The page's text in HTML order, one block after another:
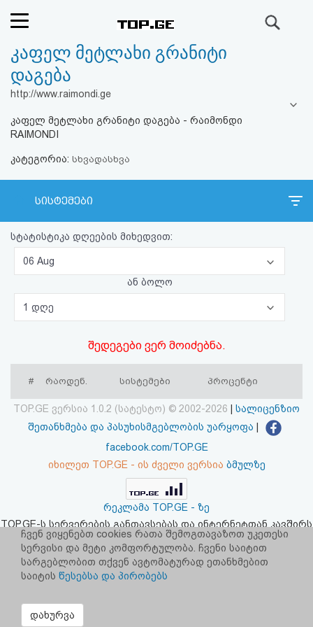
რეიტინგი
(მთავარი)
ფოსტა
კითხვა-
ავტორიზაცია
რეგისტრაცია
პაროლის
აღდგენა
HTML
კოდი
სალიცენზიო
პასუხისმგებლობის
უარყოფა
კაფელ მეტლახი გრანიტი
დაგება
http://www.raimondi.ge
კაფელ მეტლახი გრანიტი დაგება - რაიმონდი
RAIMONDI
კატეგორია: სხვადასხვა
სისტემები
სტატისტიკა დღეების მიხედვით:
06 Aug
ან ბოლო
1 დღე
შედეგები ვერ მოიძებნა.
# რაოდენ. სისტემები პროცენტი
TOP.GE ვერსია 1.0.2 (სატესტო) © 2002-2026
სალიცენზიო
შეთანხმება და პასუხისმგებლობის უარყოფა
facebook.com/TOP.GE
იხილეთ TOP.GE - ის ძველი ვერსია ბმულზე
რეკლამა TOP.GE - ზე
TOP.GE-ს სერვერების განთავსებას და ინტერნეტთან კავშირს
უზრუნველყოფს:CLOUD9
ჩვენ ვიყენებთ cookies რათა შემოგთავაზოთ უკეთესი
სერვისი და მეტი კომფორტულობა. ჩვენი საიტით
სარგებლობით თქვენ ავტომატურად ეთანხმებით
საიტის წესებსა და პირობებს
დახურვა